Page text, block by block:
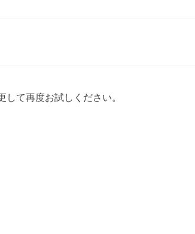
て再度お試しください。